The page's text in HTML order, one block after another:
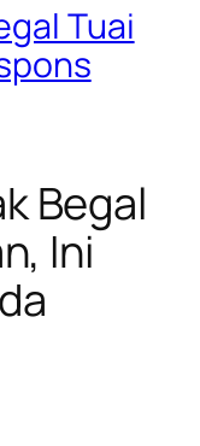
Tuai
Begal
Ini